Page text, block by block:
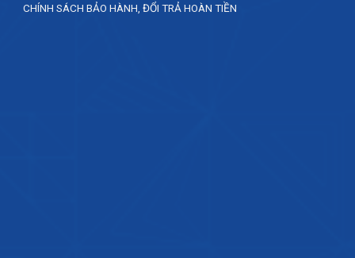
CHÍNH SÁCH BẢO HÀNH, ĐỔI TRẢ HOÀN TIỀN